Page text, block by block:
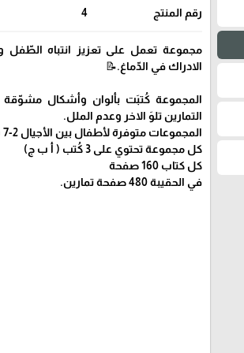
رقم المنتج 4
مجموعة تعمل على تعزيز انتباه الطّفل
الادراك في الدّماغ.📝
المجموعة كُتبَت بألوان وأشكال
التمارين تلوَ الاخر وعدم الملل.
المجموعات متوفرة لأطفال بين الأجيال 2-7 سنوات.
كل مجموعة تحتوي على 3 كُتب ( أ ب ج)
كل كتاب 160 صفحة
في الحقيبة 480 صفحة تمارين.